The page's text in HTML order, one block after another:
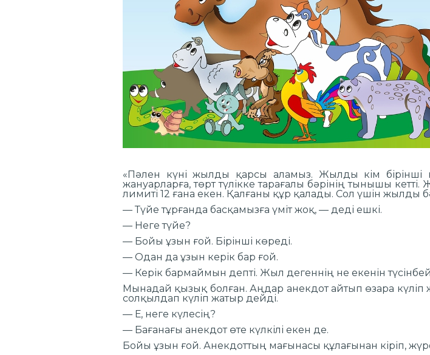
«Пәлен күні жылды қарсы аламыз. Жылды кім
жануарларға, төрт түлікке тарағалы бәрінің тынышы
лимиті 12 ғана екен. Қалғаны құр қалады. Сол үшін жылды
— Түйе тұрғанда басқамызға үміт жоқ, — деді ешкі.
— Неге түйе?
— Бойы ұзын ғой. Бірінші көреді.
— Одан да ұзын керік бар ғой.
— Керік бармаймын депті. Жыл дегеннің не екенін
Мынадай қызық болған. Аңдар анекдот айтып өзара күліп
солқылдап күліп жатыр дейді.
— Е, неге күлесің?
— Бағанағы анекдот өте күлкілі екен де.
Бойы ұзын ғой. Анекдоттың мағынасы құлағынан кіріп,